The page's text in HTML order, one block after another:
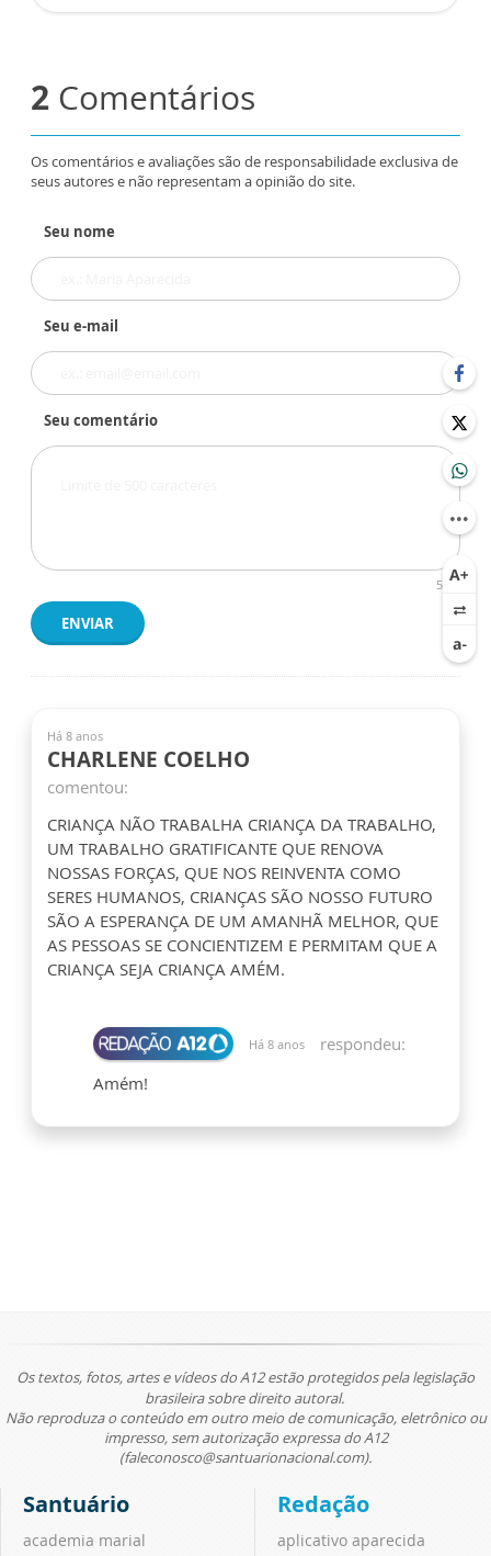
2 Comentários
Os comentários e avaliações são de responsabilidade exclusiva de
seus autores e não representam a opinião do site.
Seu nome
Seu e-mail
Seu comentário
500
ENVIAR
Há 8 anos
CHARLENE COELHO
comentou:
CRIANÇA NÃO TRABALHA CRIANÇA DA TRABALHO,
UM TRABALHO GRATIFICANTE QUE RENOVA
NOSSAS FORÇAS, QUE NOS REINVENTA COMO
SERES HUMANOS, CRIANÇAS SÃO NOSSO FUTURO
SÃO A ESPERANÇA DE UM AMANHÃ MELHOR, QUE
AS PESSOAS SE CONCIENTIZEM E PERMITAM QUE A
CRIANÇA SEJA CRIANÇA AMÉM.
Há 8 anos
respondeu:
Amém!
Os textos, fotos, artes e vídeos do A12 estão protegidos pela legislação
brasileira sobre direito autoral.
Não reproduza o conteúdo em outro meio de comunicação, eletrônico ou
impresso, sem autorização expressa do A12
(faleconosco@santuarionacional.com).
Santuário
academia marial
Redação
aplicativo aparecida